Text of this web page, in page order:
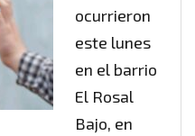
ocurrieron
este lunes
en el barrio
El Rosal
Bajo, en